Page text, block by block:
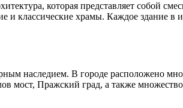
которая представляет собой
и классические храмы. Каждое здание
наследием. В городе расположено
мост, Пражский град, а также